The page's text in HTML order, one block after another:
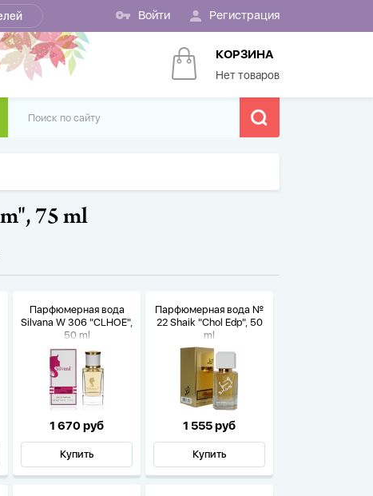
Войти Регистрация
КОРЗИНА
Нет товаров
75 ml
Парфюмерная вода
Silvana W 306 "CLHOE",
50 ml
1 670 руб
Купить
Парфюмерная вода №
22 Shaik "Chol Edp", 50
ml
1 555 руб
Купить